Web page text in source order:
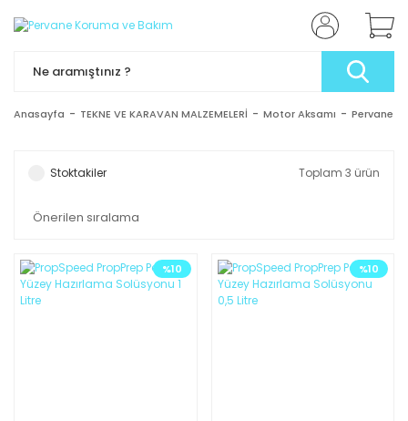
Anasayfa TEKNE VE KARAVAN MALZEMELERİ Motor Aksamı Pervane
Stoktakiler Toplam 3 ürün
%10 %10